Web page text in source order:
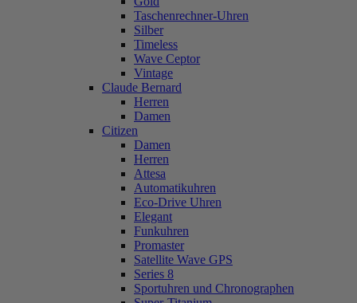
Taschenrechner-Uhren
Silber
Timeless
Wave Ceptor
Vintage
Claude Bernard
Herren
Damen
Citizen
Damen
Herren
Attesa
Automatikuhren
Eco-Drive Uhren
Elegant
Funkuhren
Promaster
Satellite Wave GPS
Series 8
Sportuhren und Chronographen